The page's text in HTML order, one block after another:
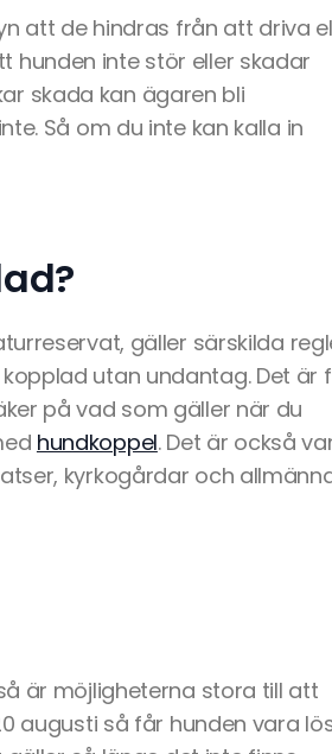
att de hindras från att driva
hunden inte stör eller skadar
skada kan ägaren bli
Så om du inte kan kalla in
gäller särskilda
utan undantag. Det är
på vad som gäller när du
hundkoppel. Det är också
kyrkogårdar och
är möjligheterna stora till att
augusti så får hunden vara